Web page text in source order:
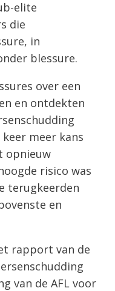
elite
die
in
blessure.
over een
en ontdekten
meer kans
opnieuw
risico was
terugkeerden
en
rapport van de
van de AFL voor